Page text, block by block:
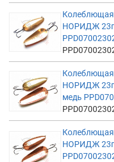
НОРИДЖ
НОРИДЖ
медь
НОРИДЖ